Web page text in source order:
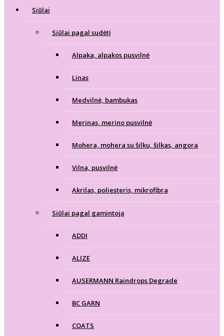
Siūlai
Siūlai pagal sudėtį
Alpaka, alpakos pusvilnė
Linas
Medvilnė, bambukas
Merinas, merino pusvilnė
Mohera, mohera su šilku, šilkas, angora
Vilna, pusvilnė
Akrilas, poliesteris, mikrofibra
Siūlai pagal gamintoją
ADDI
ALIZE
AUSERMANN Raindrops Degrade
BC GARN
COATS